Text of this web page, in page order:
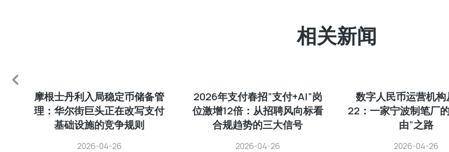
相关新闻
摩根士丹利入局稳定币储备管
理：华尔街巨头正在改写支付
基础设施的竞争规则
2026-04-26
2026年支付春招”支付+AI”岗
位激增12倍：从招聘风向标看
合规趋势的三大信号
2026-04-26
数字人民币运营机构
22：一家宁波制笔厂
由”之路
2026-04-26